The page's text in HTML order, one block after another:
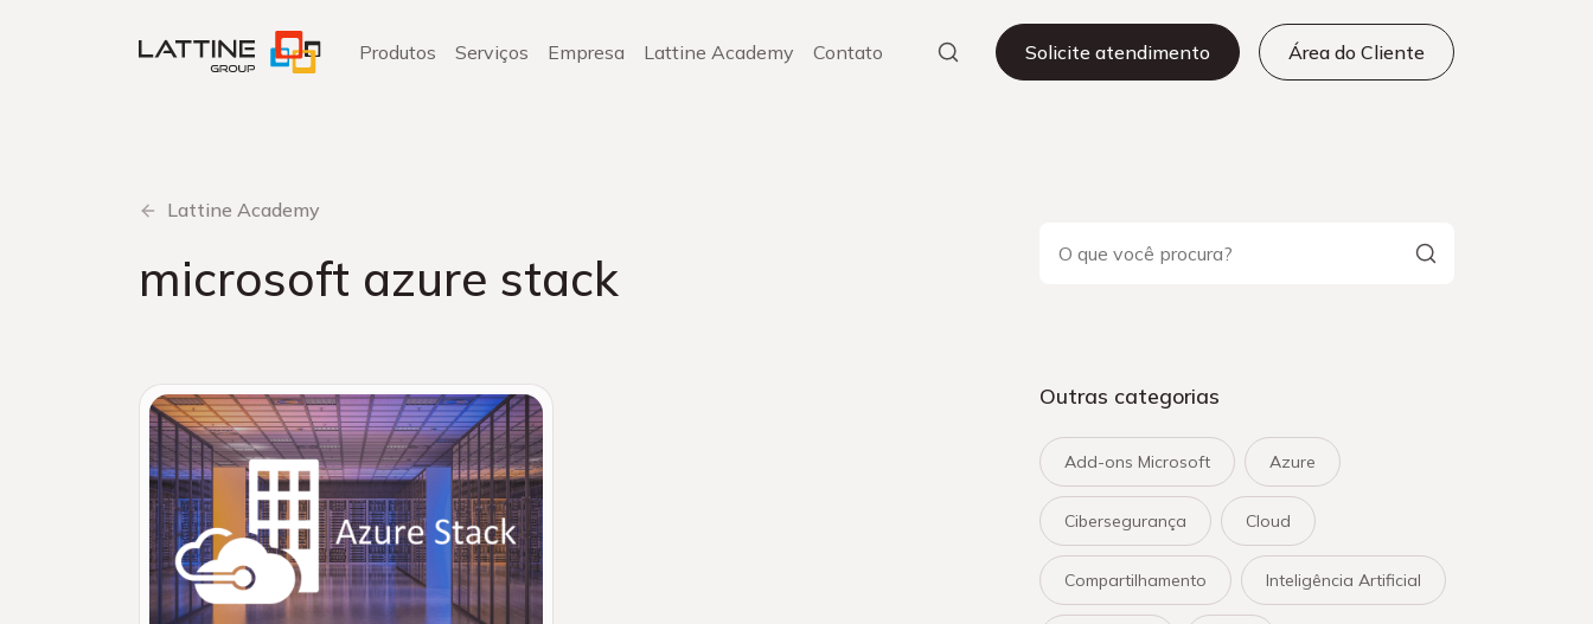
Produtos Serviços Empresa Lattine Academy Contato Solicite atendimento Área do Cliente
Lattine Academy
microsoft azure stack
Outras categorias
Add-ons Microsoft Azure
Cibersegurança Cloud
Compartilhamento Inteligência Artificial